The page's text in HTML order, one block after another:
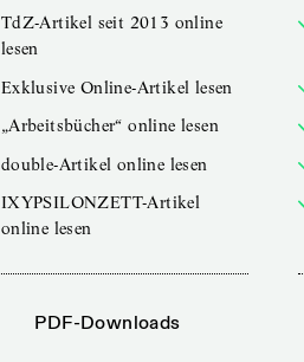
TdZ-Artikel seit 2013 online
lesen
Exklusive Online-Artikel lesen
„Arbeitsbücher“ online lesen
double-Artikel online lesen
IXYPSILONZETT-Artikel
online lesen
PDF-Downloads